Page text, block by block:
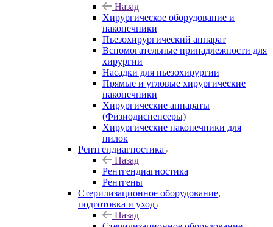
Назад
Хирургическое оборудование и
наконечники
Пьезохирургический аппарат
Вспомогательные принадлежности для
хирургии
Насадки для пьезохирургии
Прямые и угловые хирургические
наконечники
Хирургические аппараты
(Физиодиспенсеры)
Хирургические наконечники для
пилок
Рентгендиагностика
Назад
Рентгендиагностика
Рентгены
Стерилизационное оборудование,
подготовка и уход
Назад